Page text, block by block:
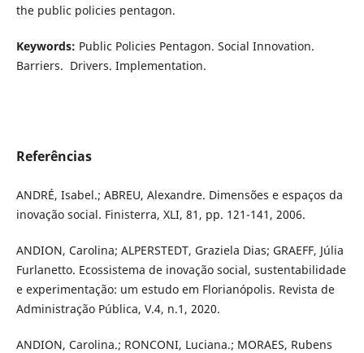
the public policies pentagon.
Keywords: Public Policies Pentagon. Social Innovation.
Barriers. Drivers. Implementation.
Referências
ANDRÉ, Isabel.; ABREU, Alexandre. Dimensões e espaços da
inovação social. Finisterra, XLI, 81, pp. 121-141, 2006.
ANDION, Carolina; ALPERSTEDT, Graziela Dias; GRAEFF, Júlia
Furlanetto. Ecossistema de inovação social, sustentabilidade
e experimentação: um estudo em Florianópolis. Revista de
Administração Pública, V.4, n.1, 2020.
ANDION, Carolina.; RONCONI, Luciana.; MORAES, Rubens